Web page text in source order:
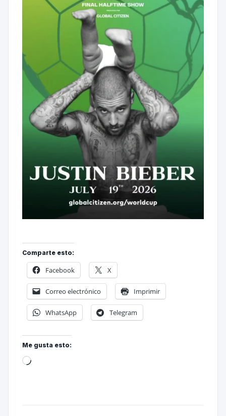
Comparte esto:
Facebook X
Correo electrónico Imprimir
WhatsApp Telegram
Me gusta esto: